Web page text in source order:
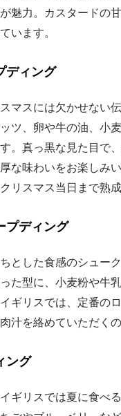
魅力。カスタードの
います。
ディング
マスには欠かせない
ツ、卵や牛の油、小
。真っ黒な見た目で
な味わいをお楽しみ
リスマス当日まで熟
プディング
とした食感のシュー
た型に、小麦粉や牛
ギリスでは、定番の
汁を絡めていただくの
ング
ギリスでは夏に食べ